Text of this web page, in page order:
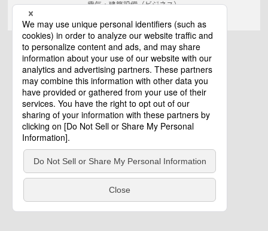
電気・建築設備（ビジネス）